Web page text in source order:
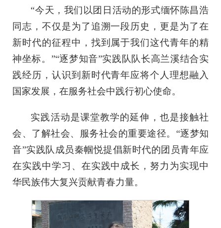
“今天，我们以团日活动的形式缅怀陈昌浩
同志，不仅是为了追溯一段历史，更是为了在
新时代的征程中，找到属于我们这代青年的精
神坐标。”“逐梦知音”实践队队长高兰溪结合实
践经历，认识到新时代青年应将个人理想融入
国家发展，在服务社会中践行初心使命。
实践活动是课堂教学的延伸，也是接触社
会、了解社会、服务社会的重要途径。“逐梦知
音”实践队成员秦帼悦提倡新时代的团员青年应
在实践中学习、在实践中成长，努力为实现中
华民族伟大复兴贡献青春力量。